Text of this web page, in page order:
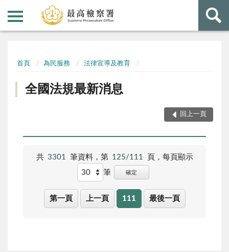
首頁 為民服務 法律宣導及教育
全國法規最新消息
回上一頁
共 3301 筆資料，第 125/111
頁，每頁顯示
筆
確定
第一頁 上一頁 111 最後一頁